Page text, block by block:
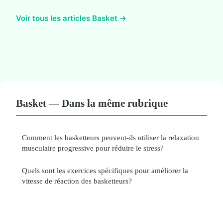
Voir tous les articles Basket →
Basket — Dans la même rubrique
Comment les basketteurs peuvent-ils utiliser la relaxation
musculaire progressive pour réduire le stress?
Quels sont les exercices spécifiques pour améliorer la
vitesse de réaction des basketteurs?